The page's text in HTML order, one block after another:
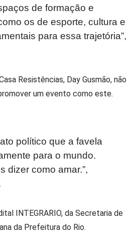
de formação e
os de esporte, cultura e
para essa trajetória”,
Resistências, Day Gusmão, não
um evento como este.
político que a favela
para o mundo.
dizer como amar.”,
INTEGRARIO, da Secretaria de
da Prefeitura do Rio.